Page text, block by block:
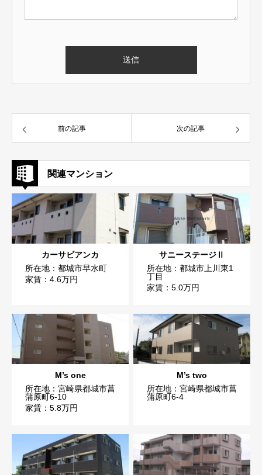
前の記事 次の記事
関連マンション
カーサビアンカ
所在地：都城市早水町
家賃：4.6万円
サニーステージⅡ
所在地：都城市上川東1
丁目
家賃：5.0万円
M’s one
所在地：宮崎県都城市菖
蒲原町6-10
家賃：5.8万円
M’s two
所在地：宮崎県都城市菖
蒲原町6-4